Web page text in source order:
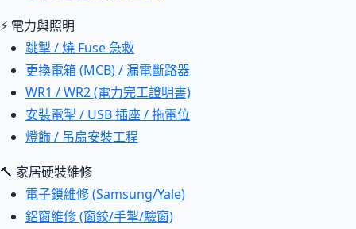
⚡ 電力與照明
跳掣 / 燒 Fuse 急救
更換電箱 (MCB) / 漏電斷路器
WR1 / WR2 (電力完工證明書)
安裝電掣 / USB 插座 / 拖電位
燈飾 / 吊扇安裝工程
🔨 家居硬裝維修
電子鎖維修 (Samsung/Yale)
鋁窗維修 (窗鉸/手掣/驗窗)